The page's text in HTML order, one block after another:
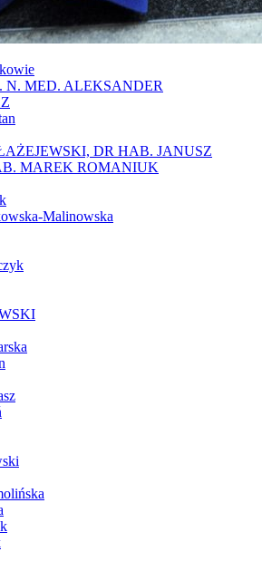
N. MED. ALEKSANDER
DR HAB. JANUSZ
MAREK ROMANIUK
Malinowska